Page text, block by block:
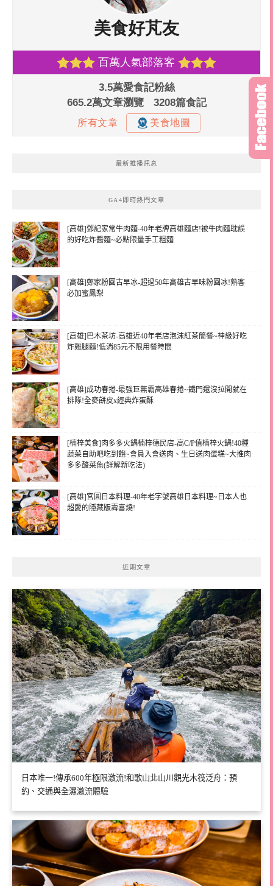
最新推播訊息
GA4即時熱門文章
[高雄]鄧記家常牛肉麵-40年老牌高雄麵店!被牛肉麵耽誤
的好吃炸醬麵~必點限量手工粗麵
[高雄]鄭家粉圓古早冰-超過50年高雄古早味粉圓冰!熟客
必加蜜鳳梨
[高雄]巴木茶坊-高雄近40年老店泡沫紅茶簡餐~神級好吃
炸雞腿麵!低消85元不限用餐時間
[高雄]成功春捲-最強巨無霸高雄春捲~鐵門還沒拉開就在
排隊!全麥餅皮x經典炸蛋酥
[楠梓美食]肉多多火鍋楠梓德民店-高C/P值楠梓火鍋!40種
蔬菜自助吧吃到飽~會員入會送肉、生日送肉蛋糕~大推肉
多多酸菜魚(詳解新吃法)
[高雄]宮圓日本料理-40年老字號高雄日本料理~日本人也
超愛的隱藏版壽喜燒!
近期文章
日本唯一!傳承600年極限激流!和歌山北山川觀光木筏泛舟：預
約、交通與全濕激流體驗